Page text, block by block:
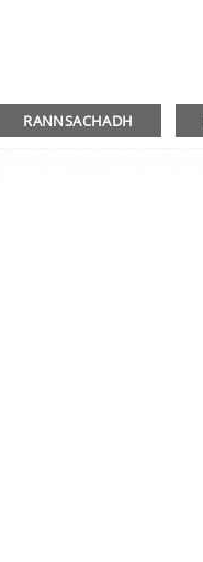
RANNSACHADH